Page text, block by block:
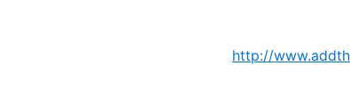
http://